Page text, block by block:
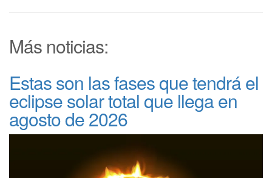
Más noticias:
Estas son las fases que tendrá el
eclipse solar total que llega en
agosto de 2026